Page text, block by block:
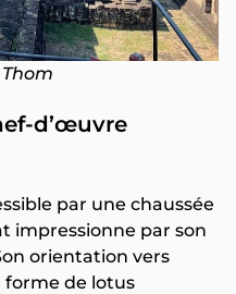
d’œuvre
par une chaussée
impressionne par son
orientation vers
forme de lotus